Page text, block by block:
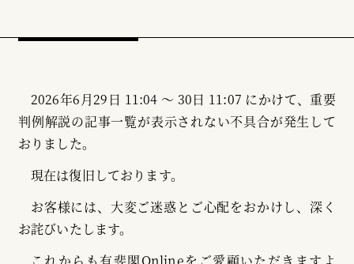
2026年6月29日 11:04 ～ 30日 11:07 にかけて、重要
判例解説の記事一覧が表示されない不具合が発生して
おりました。
現在は復旧しております。
お客様には、大変ご迷惑とご心配をおかけし、深く
お詫びいたします。